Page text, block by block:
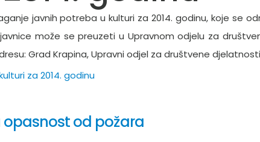
javnih potreba u kulturi za 2014. godinu, koje
može se preuzeti u Upravnom odjelu za
Grad Krapina, Upravni odjel za društvene
za 2014. godinu
od požara